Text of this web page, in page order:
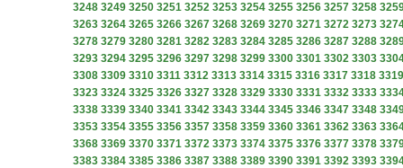
3248 3249 3250 3251 3252 3253 3254 3255 3256 3257 3258
3263 3264 3265 3266 3267 3268 3269 3270 3271 3272 3273
3278 3279 3280 3281 3282 3283 3284 3285 3286 3287 3288
3293 3294 3295 3296 3297 3298 3299 3300 3301 3302 3303
3308 3309 3310 3311 3312 3313 3314 3315 3316 3317 3318 3319
3323 3324 3325 3326 3327 3328 3329 3330 3331 3332 3333
3338 3339 3340 3341 3342 3343 3344 3345 3346 3347 3348
3353 3354 3355 3356 3357 3358 3359 3360 3361 3362 3363
3368 3369 3370 3371 3372 3373 3374 3375 3376 3377 3378
3383 3384 3385 3386 3387 3388 3389 3390 3391 3392 3393